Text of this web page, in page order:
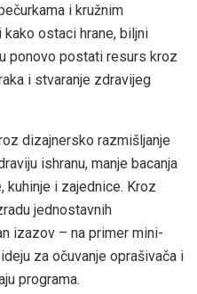
i kružnim
ostaci hrane, biljni
ponovo postati resurs kroz
i stvaranje zdravijeg
dizajnersko razmišljanje
ishranu, manje bacanja
kuhinje i zajednice. Kroz
jednostavnih
izazov – na primer mini-
za očuvanje oprašivača i
programa.